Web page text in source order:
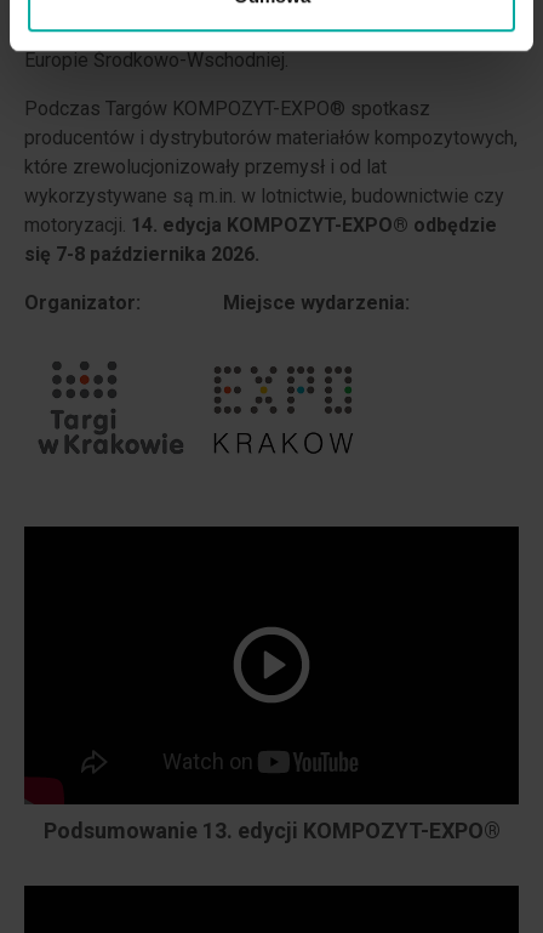
równocześnie najważniejsze wydarzenie branżowe w
Europie Środkowo-Wschodniej.
Podczas Targów KOMPOZYT-EXPO® spotkasz
producentów i dystrybutorów materiałów kompozytowych,
które zrewolucjonizowały przemysł i od lat
wykorzystywane są m.in. w lotnictwie, budownictwie czy
motoryzacji. 14. edycja KOMPOZYT-EXPO® odbędzie
się 7-8 października 2026.
Organizator: Miejsce wydarzenia:
Podsumowanie 13. edycji KOMPOZYT-EXPO®